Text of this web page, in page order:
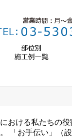
おける私たちの
「お手伝い」（